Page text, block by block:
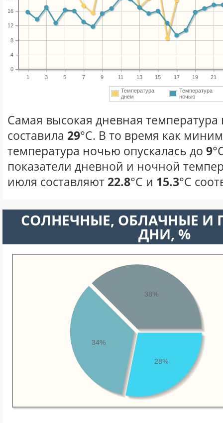
1 3 5 7 9 11 13 15 17 19 21
0
4
8
12
16
Температура
днем
Температура
ночью
Самая высокая дневная температура
составила 29°С. В то время как
температура ночью опускалась до 9
показатели дневной и ночной
июля составляют 22.8°С и 15.3°С
CОЛНЕЧНЫЕ, ОБЛАЧНЫЕ И
ДНИ, %
28%
34%
38%